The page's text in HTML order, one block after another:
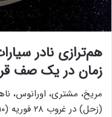
هم‌ترازی نادر
زمان در یک صف
مریخ، مشتری، اورانوس،